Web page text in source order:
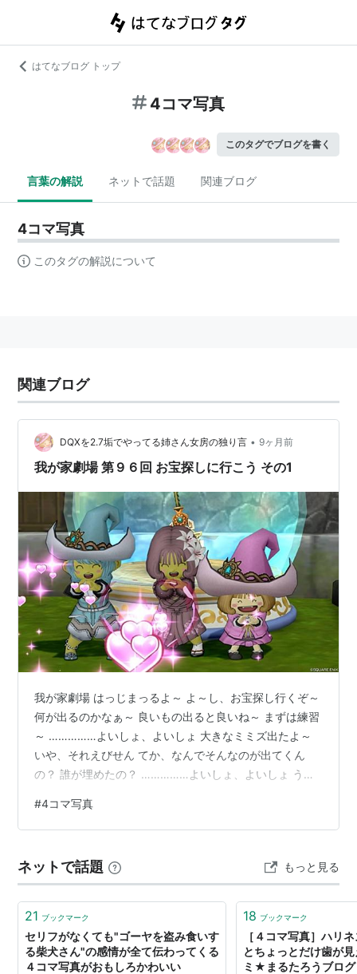
はてなブログ トップ
4コマ写真
このタグでブログを書く
言葉の解説 ネットで話題 関連ブログ
4コマ写真
このタグの解説について
関連ブログ
DQXを2.7垢でやってる姉さん女房の独り言 • 9ヶ月前
我が家劇場 第９６回 お宝探しに行こう その1
我が家劇場 はっじまっるよ～ よ～し、お宝探し行くぞ～
何が出るのかなぁ～ 良いもの出ると良いね～ まずは練習
～ ……………よいしょ、よいしょ 大きなミミズ出たよ～
いや、それえびせん てか、なんでそんなのが出てくん
の？ 誰が埋めたの？ ……………よいしょ、よいしょ うわ
よ？ や～い、騙されてやんの～ えびせん、ドワちゃん、
自分で埋めたもんね～ ドワちゃん、何埋めてんの～ そん
#4コマ写真
ネットで話題 もっと見る
21 ブックマーク
セリフがなくても"ゴーヤを盗み食いす
る柴犬さん"の感情が全て伝わってくる
４コマ写真がおもしろかわいい
18 ブックマーク
［４コマ写真］ハリ
とちょっとだけ歯が
ミ★まるたろうブログ